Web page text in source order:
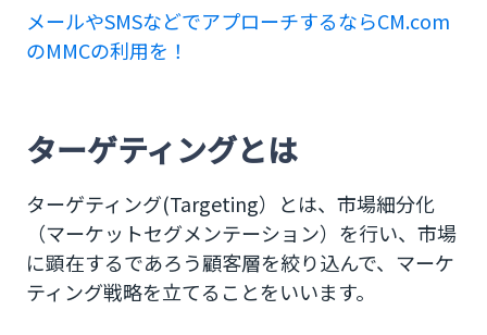
ターゲティングとは
ターゲティングの重要性
方
T：ターゲティング（Targeting）
P：ポジショニング(Positioning）
メールやSMSなどでアプローチするならCM.com
のMMCの利用を！
ターゲティングとは
ターゲティング(Targeting）とは、市場細分化
（マーケットセグメンテーション）を行い、市場
に顕在するであろう顧客層を絞り込んで、マーケ
ティング戦略を立てることをいいます。